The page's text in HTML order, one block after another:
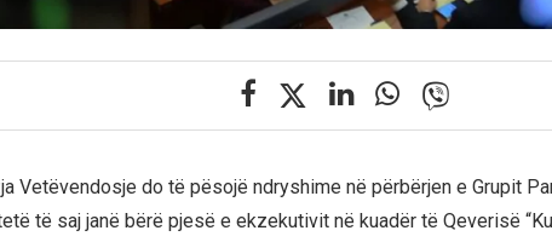
Vetëvendosje do të pësojë ndryshime në përbërjen e Grupit
të saj janë bërë pjesë e ekzekutivit në kuadër të Qeverisë